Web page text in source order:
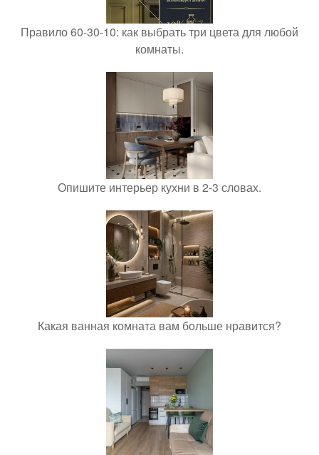
Правило 60-30-10: как выбрать три цвета для любой
комнаты.
Опишите интерьер кухни в 2-3 словах.
Какая ванная комната вам больше нравится?